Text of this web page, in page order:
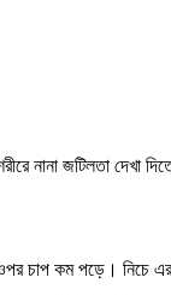
নানা জটিলতা দেখা
চাপ কম পড়ে। নিচে